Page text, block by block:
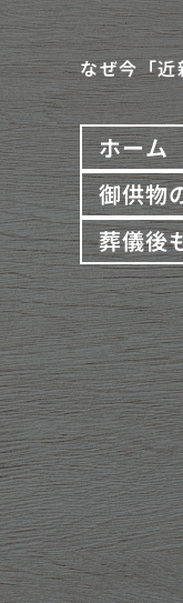
なぜ今「
ホーム
御供物
葬儀後